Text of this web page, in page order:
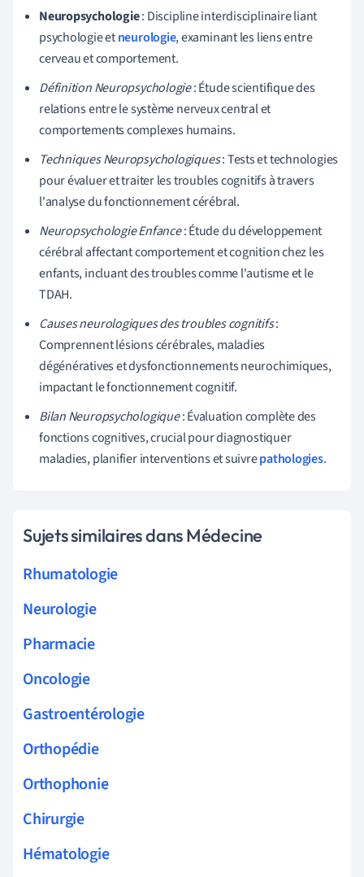
Neuropsychologie: Discipline interdisciplinaire liant
psychologie etneurologie, examinant les liens entre
cerveau et comportement.
Définition Neuropsychologie: Étude scientifique des
relations entre le système nerveux central et
comportements complexes humains.
Techniques Neuropsychologiques: Tests et technologies
pour évaluer et traiter les troubles cognitifs à travers
l'analyse du fonctionnement cérébral.
Neuropsychologie Enfance: Étude du développement
cérébral affectant comportement et cognition chez les
enfants, incluant des troubles comme l'autisme et le
TDAH.
Causes neurologiques des troubles cognitifs:
Comprennent lésions cérébrales, maladies
dégénératives et dysfonctionnements neurochimiques,
impactant le fonctionnement cognitif.
Bilan Neuropsychologique: Évaluation complète des
fonctions cognitives, crucial pour diagnostiquer
maladies, planifier interventions et suivrepathologies.
Sujets similaires dans Médecine
Rhumatologie
Neurologie
Pharmacie
Oncologie
Gastroentérologie
Orthopédie
Orthophonie
Chirurgie
Hématologie